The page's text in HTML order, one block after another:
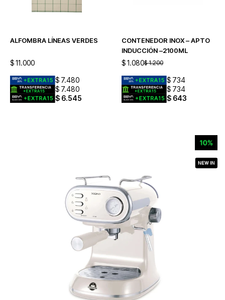
ALFOMBRA LÍNEAS VERDES
$11.000
$ 7.480
$ 7.480
$ 6.545
CONTENEDOR INOX – APTO
INDUCCIÓN –2100ML
$ 1.080$ 1.200
$ 734
$ 734
$ 643